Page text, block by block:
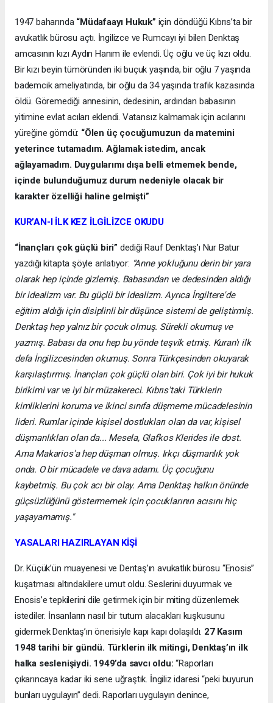
1947 baharında “Müdafaayı Hukuk” için döndüğü Kıbrıs’ta bir
avukatlık bürosu açtı. İngilizce ve Rumcayı iyi bilen Denktaş
amcasının kızı Aydın Hanım ile evlendi. Üç oğlu ve üç kızı oldu.
Bir kızı beyin tümöründen iki buçuk yaşında, bir oğlu 7 yaşında
bademcik ameliyatında, bir oğlu da 34 yaşında trafik kazasında
öldü. Göremediği annesinin, dedesinin, ardından babasının
yitimine evlat acıları eklendi. Vatansız kalmamak için acılarını
yüreğine gömdü: “Ölen üç çocuğumuzun da matemini
yeterince tutamadım. Ağlamak istedim, ancak
ağlayamadım. Duygularımı dışa belli etmemek bende,
içinde bulunduğumuz durum nedeniyle olacak bir
karakter özelliği haline gelmişti”
KUR’AN-I İLK KEZ İLGİLİZCE OKUDU
“İnançları çok güçlü biri” dediği Rauf Denktaş’ı Nur Batur
yazdığı kitapta şöyle anlatıyor: “Anne yokluğunu derin bir yara
olarak hep içinde gizlemiş. Babasından ve dedesinden aldığı
bir idealizm var. Bu güçlü bir idealizm. Ayrıca İngiltere'de
eğitim aldığı için disiplinli bir düşünce sistemi de geliştirmiş.
Denktaş hep yalnız bir çocuk olmuş. Sürekli okumuş ve
yazmış. Babası da onu hep bu yönde teşvik etmiş. Kuran'ı ilk
defa İngilizcesinden okumuş. Sonra Türkçesinden okuyarak
karşılaştırmış. İnançları çok güçlü olan biri. Çok iyi bir hukuk
birikimi var ve iyi bir müzakereci. Kıbrıs'taki Türklerin
kimliklerini koruma ve ikinci sınıfa düşmeme mücadelesinin
lideri. Rumlar içinde kişisel dostlukları olan da var, kişisel
düşmanlıkları olan da... Mesela, Glafkos Klerides ile dost.
Ama Makarios'a hep düşman olmuş. Irkçı düşmanlık yok
onda. O bir mücadele ve dava adamı. Üç çocuğunu
kaybetmiş. Bu çok acı bir olay. Ama Denktaş halkın önünde
güçsüzlüğünü göstermemek için çocuklarının acısını hiç
yaşayamamış."
YASALARI HAZIRLAYAN KİŞİ
Dr. Küçük’ün muayenesi ve Dentaş’ın avukatlık bürosu “Enosis”
kuşatması altındakilere umut oldu. Seslerini duyurmak ve
Enosis’e tepkilerini dile getirmek için bir miting düzenlemek
istediler. İnsanların nasıl bir tutum alacakları kuşkusunu
gidermek Denktaş’ın önerisiyle kapı kapı dolaşıldı. 27 Kasım
1948 tarihi bir gündü. Türklerin ilk mitingi, Denktaş’ın ilk
halka seslenişiydi. 1949’da savcı oldu:“Raporları
çıkarıncaya kadar iki sene uğraştık. İngiliz idaresi “peki buyurun
bunları uygulayın” dedi. Raporları uygulayın denince,